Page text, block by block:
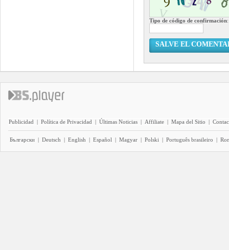
Tipo de código de confirmación:
SALVE EL
Publicidad | Política de Privacidad | Últimas Noticias | Affiliate | Mapa del Sitio |
Български | Deutsch | English | Español | Magyar | Polski | Português brasileiro |